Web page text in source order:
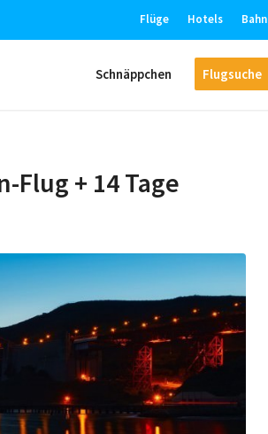
Flüge Hotels Bahn
Schnäppchen Flugsuche
Flug + 14 Tage